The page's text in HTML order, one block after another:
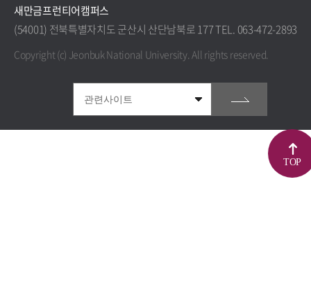
새만금프런티어캠퍼스
(54001) 전북특별자치도 군산시 산단남북로 177 TEL. 063-472-2893
Copyright (c) Jeonbuk National University. All rights reserved.
TOP